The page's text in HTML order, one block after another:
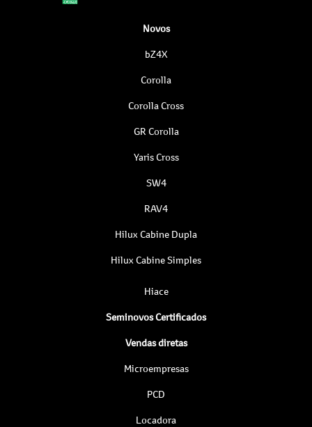
Novos
bZ4X
Corolla
Corolla Cross
GR Corolla
Yaris Cross
SW4
RAV4
Hilux Cabine Dupla
Hilux Cabine Simples
Hiace
Seminovos Certificados
Vendas diretas
Microempresas
PCD
Locadora